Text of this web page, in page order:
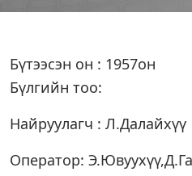
Бүтээсэн он : 1957он
Бүлгийн тоо:
Найруулагч : Л.Далайхүү
Оператор: